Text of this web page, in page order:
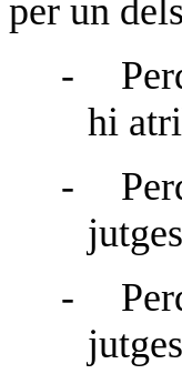
per un
-
hi
-
-